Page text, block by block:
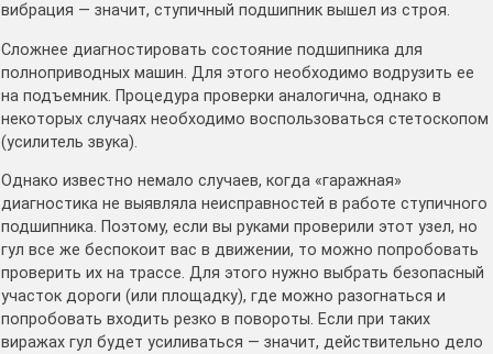
вибрация — значит, ступичный подшипник вышел из строя.
Сложнее диагностировать состояние подшипника для
полноприводных машин. Для этого необходимо водрузить ее
на подъемник. Процедура проверки аналогична, однако в
некоторых случаях необходимо воспользоваться стетоскопом
(усилитель звука).
Однако известно немало случаев, когда «гаражная»
диагностика не выявляла неисправностей в работе ступичного
подшипника. Поэтому, если вы руками проверили этот узел, но
гул все же беспокоит вас в движении, то можно попробовать
проверить их на трассе. Для этого нужно выбрать безопасный
участок дороги (или площадку), где можно разогнаться и
попробовать входить резко в повороты. Если при таких
виражах гул будет усиливаться — значит, действительно дело